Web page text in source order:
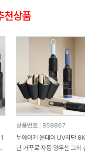
천상품
상품번호 : 858867
뉴에이커 올데이 UV차단
단 거꾸로 자동 양우산 고리